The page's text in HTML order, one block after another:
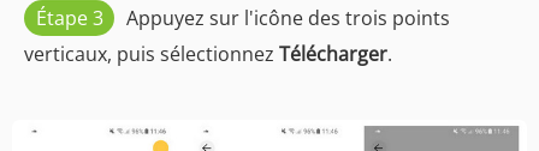
Étape 3
Appuyez sur l'icône des trois points
verticaux, puis sélectionnez Télécharger.